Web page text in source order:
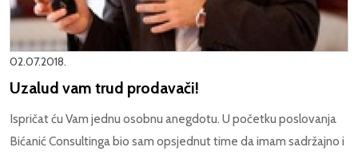
02.07.2018.
Uzalud vam trud prodavači!
Ispričat ću Vam jednu osobnu anegdotu. U početku poslovanja
Bićanić Consultinga bio sam opsjednut time da imam sadržajno i